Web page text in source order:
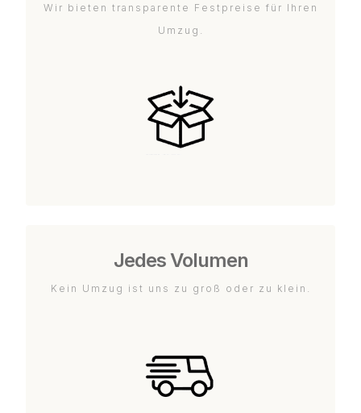
Wir bieten transparente Festpreise für Ihren
Umzug.
Jedes Volumen
Kein Umzug ist uns zu groß oder zu klein.